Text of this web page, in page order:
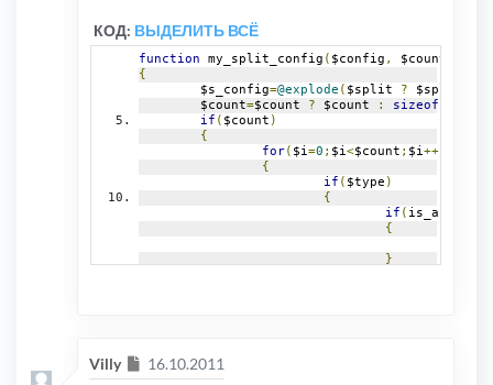
КОД: ВЫДЕЛИТЬ ВСЁ
function my_split_config ( $config , $count
{
	$s_config
=@explode ( $split ? $split
	$count
=$count ? $count : sizeof
if ( $count )
{
for( $i=0 ; $i<$count ; $i++)
{
if ( $type )
{
if ( is_array
{
}
Villy Сообщение
16.10.2011